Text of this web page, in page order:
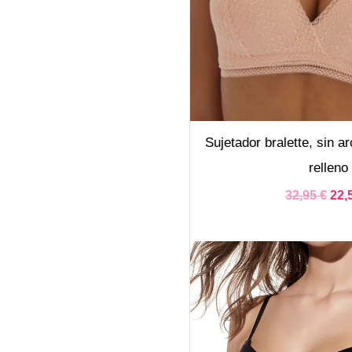
Sujetador bralette, sin
relleno
32,95€
El
era: